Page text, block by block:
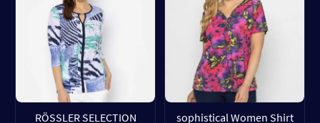
RÖSSLER SELECTION
sophistical Women Shirt